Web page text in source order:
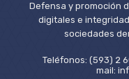
Defensa y promoción
digitales e
sociedades
Teléfonos: (593) 2
mail: